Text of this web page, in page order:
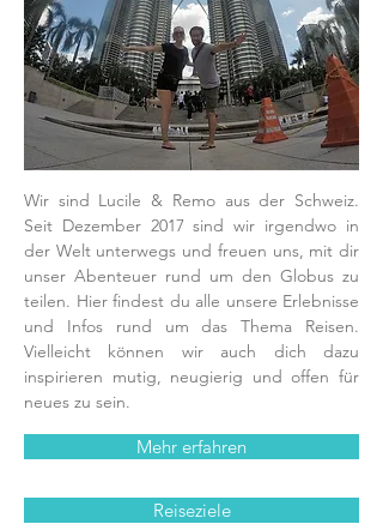
Wir sind Lucile & Remo aus der Schweiz.
Seit Dezember 2017 sind wir irgendwo in
der Welt unterwegs und freuen uns, mit dir
unser Abenteuer rund um den Globus zu
teilen. Hier findest du alle unsere Erlebnisse
und Infos rund um das Thema Reisen.
Vielleicht können wir auch dich dazu
inspirieren mutig, neugierig und offen für
neues zu sein.
Mehr erfahren
Reiseziele